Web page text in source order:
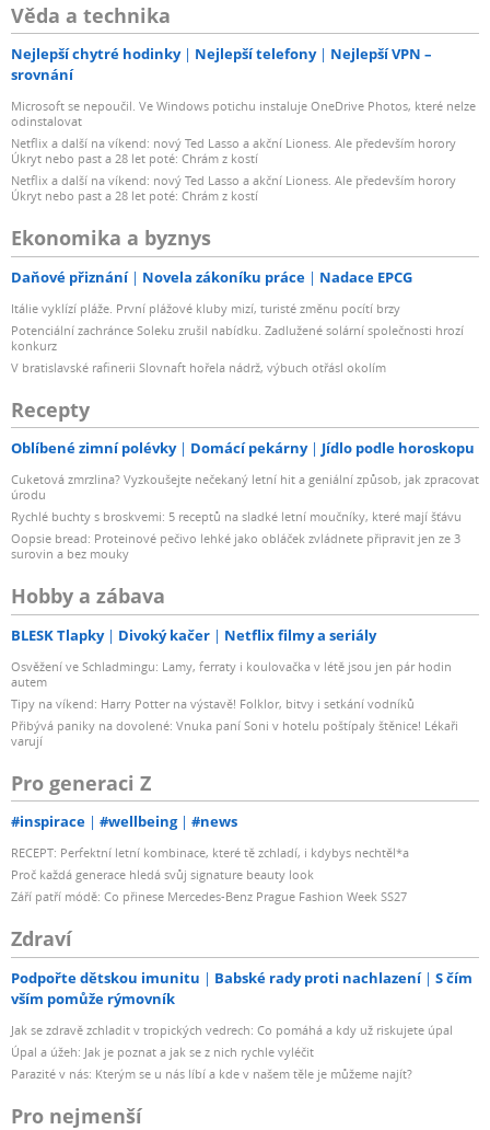
Věda a technika
Nejlepší chytré hodinky Nejlepší telefony
Nejlepší VPN –
srovnání
Microsoft se nepoučil. Ve Windows potichu instaluje OneDrive Photos, které nelze
odinstalovat
Netflix a další na víkend: nový Ted Lasso a akční Lioness. Ale především horory
Úkryt nebo past a 28 let poté: Chrám z kostí
Netflix a další na víkend: nový Ted Lasso a akční Lioness. Ale především horory
Úkryt nebo past a 28 let poté: Chrám z kostí
Ekonomika a byznys
Daňové přiznání Novela zákoníku práce Nadace EPCG
Itálie vyklízí pláže. První plážové kluby mizí, turisté změnu pocítí brzy
Potenciální zachránce Soleku zrušil nabídku. Zadlužené solární společnosti hrozí
konkurz
V bratislavské rafinerii Slovnaft hořela nádrž, výbuch otřásl okolím
Recepty
Oblíbené zimní polévky Domácí pekárny Jídlo podle horoskopu
Cuketová zmrzlina? Vyzkoušejte nečekaný letní hit a geniální způsob, jak zpracovat
úrodu
Rychlé buchty s broskvemi: 5 receptů na sladké letní moučníky, které mají šťávu
Oopsie bread: Proteinové pečivo lehké jako obláček zvládnete připravit jen ze 3
surovin a bez mouky
Hobby a zábava
BLESK Tlapky Divoký kačer Netflix filmy a seriály
Osvěžení ve Schladmingu: Lamy, ferraty i koulovačka v létě jsou jen pár hodin
autem
Tipy na víkend: Harry Potter na výstavě! Folklor, bitvy i setkání vodníků
Přibývá paniky na dovolené: Vnuka paní Soni v hotelu poštípaly štěnice! Lékaři
varují
Pro generaci Z
#inspirace #wellbeing #news
RECEPT: Perfektní letní kombinace, které tě zchladí, i kdybys nechtěl*a
Proč každá generace hledá svůj signature beauty look
Září patří módě: Co přinese Mercedes-Benz Prague Fashion Week SS27
Zdraví
Podpořte dětskou imunitu Babské rady proti nachlazení
S čím
vším pomůže rýmovník
Jak se zdravě zchladit v tropických vedrech: Co pomáhá a kdy už riskujete úpal
Úpal a úžeh: Jak je poznat a jak se z nich rychle vyléčit
Parazité v nás: Kterým se u nás líbí a kde v našem těle je můžeme najít?
Pro nejmenší